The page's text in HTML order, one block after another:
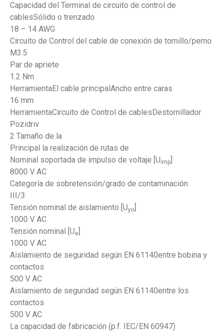
Capacidad del Terminal de circuito de control de
cablesSólido o trenzado
18 – 14 AWG
Circuito de Control del cable de conexión de tornillo/perno
M3.5
Par de apriete
1.2 Nm
HerramientaEl cable principalAncho entre caras
16 mm
HerramientaCircuito de Control de cablesDestornillador
Pozidriv
2 Tamaño de la
Principal la realización de rutas de
Nominal soportada de impulso de voltaje [Uimp
8000 V AC
Categoría de sobretensión/grado de contaminación
III/3
Tensión nominal de aislamiento [Uyo
1000 V AC
Tensión nominal [Ue
1000 V AC
Aislamiento de seguridad según EN 61140entre bobina y
contactos
500 V AC
Aislamiento de seguridad según EN 61140entre los
contactos
500 V AC
La capacidad de fabricación (p.f. IEC/EN 60947)